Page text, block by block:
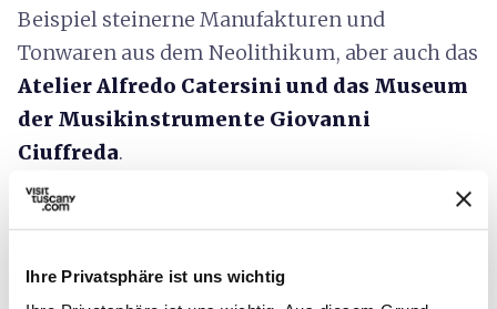
Ihre Privatsphäre ist uns wichtig
Beispiel steinerne Manufakturen und
Tonwaren aus dem Neolithikum, aber auch das
Atelier Alfredo Catersini und das Museum
der Musikinstrumente Giovanni
Ciuffreda.
Informationen zur Barrierefreiheit:
regione.toscana.it